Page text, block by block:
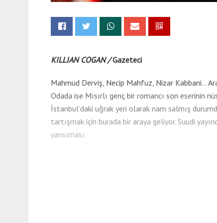
KILLIAN COGAN /Gazeteci
Mahmud Derviş, Necip Mahfuz, Nizar Kabbani…
Odada ise Mısırlı genç bir romancı son eserinin
İstanbul’daki uğrak yeri olarak nam salmış
tartışmak için burada bir araya geliyor. Suudi
yansıması.